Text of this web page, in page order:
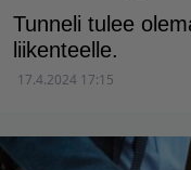
Tunneli tulee
liikenteelle.
17.4.2024 17:15